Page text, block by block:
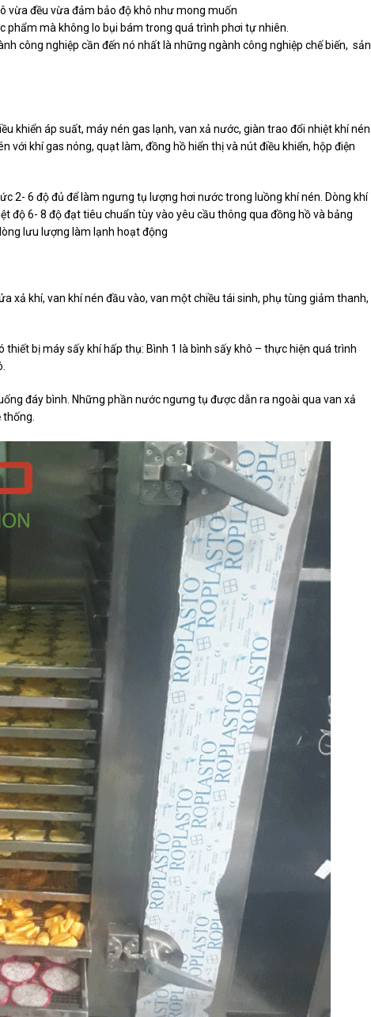
vừa đều vừa đảm bảo độ khô như mong muốn
mà không lo bụi bám trong quá trình phơi tự nhiên.
công nghiệp cần đến nó nhất là những ngành công nghiệp chế biến, sản
khiển áp suất, máy nén gas lạnh, van xả nước, giàn trao đổi nhiệt khí nén
với khí gas nóng, quạt làm, đồng hồ hiển thị và nút điều khiển, hộp điện
2- 6 độ đủ để làm ngưng tụ lượng hơi nước trong luồng khí nén. Dòng khí
độ 6- 8 độ đạt tiêu chuẩn tùy vào yêu cầu thông qua đồng hồ và bảng
lưu lượng làm lạnh hoạt động
xả khí, van khí nén đầu vào, van một chiều tái sinh, phụ tùng giảm thanh,
bị máy sấy khí hấp thụ: Bình 1 là bình sấy khô – thực hiện quá trình
đáy bình. Những phần nước ngưng tụ được dẫn ra ngoài qua van xả